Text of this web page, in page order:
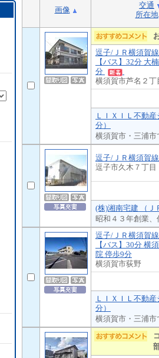
画像
交通
所在地
逗子/ＪＲ横須賀線
【バス】32分 大
分
横須賀市芦名２丁
ＬＩＸＩＬ不動
分）
横須賀市・三浦
逗子/ＪＲ横須賀線
逗子市久木７丁目
(株)湘南宅建 （Ｊ
昭和４３年創業
逗子/ＪＲ横須賀線
【バス】30分 横
院 停歩9分
横須賀市荻野
ＬＩＸＩＬ不動
分）
横須賀市・三浦